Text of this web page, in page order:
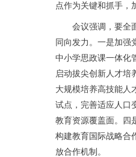
点作为关键和抓手，
会议强调，要全面
同向发力。一是加强
中小学思政课一体化
启动拔尖创新人才培
大规模培养高技能人
试点，完善适应人口
教育资源覆盖面。四
构建教育国际战略合
放合作机制。